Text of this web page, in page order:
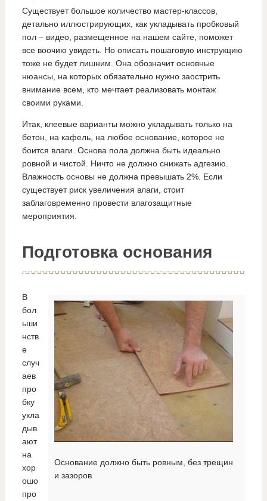
Существует большое количество мастер-классов,
детально иллюстрирующих, как укладывать пробковый
пол – видео, размещенное на нашем сайте, поможет
все воочию увидеть. Но описать пошаговую инструкцию
тоже не будет лишним. Она обозначит основные
нюансы, на которых обязательно нужно заострить
внимание всем, кто мечтает реализовать монтаж
своими руками.
Итак, клеевые варианты можно укладывать только на
бетон, на кафель, на любое основание, которое не
боится влаги. Основа пола должна быть идеально
ровной и чистой. Ничто не должно снижать адгезию.
Влажность основы не должна превышать 2%. Если
существует риск увеличения влаги, стоит
заблаговременно провести влагозащитные
мероприятия.
Подготовка основания
Основание должно быть ровным, без трещин
и зазоров
В
бол
ьши
нств
е
случ
аев
про
бку
укла
дыв
ают
на
хор
ошо
про